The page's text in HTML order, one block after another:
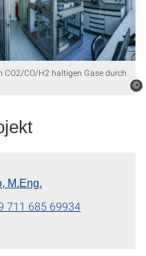
©
CO/H2 haltigen Gase durch
M.Eng.
711 685 69934